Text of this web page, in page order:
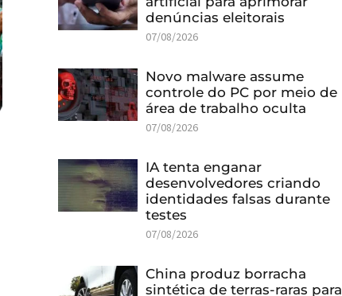
denúncias eleitorais
07/08/2026
Novo malware assume
controle do PC por meio de
área de trabalho oculta
07/08/2026
IA tenta enganar
desenvolvedores criando
identidades falsas durante
testes
07/08/2026
China produz borracha
sintética de terras-raras para